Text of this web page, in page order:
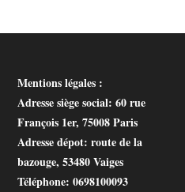
Mentions légales :
Adresse siège social: 60 rue
François 1er, 75008 Paris
Adresse dépot: route de la
bazouge, 53480 Vaiges
Téléphone: 0698100093